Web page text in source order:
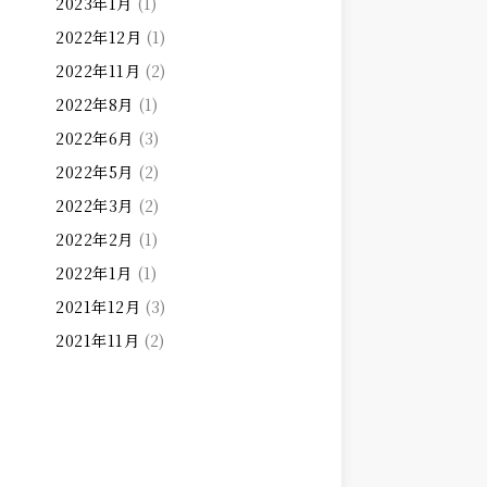
2022年12月 (1)
2022年11月 (2)
2022年8月 (1)
2022年6月 (3)
2022年5月 (2)
2022年3月 (2)
2022年2月 (1)
2022年1月 (1)
2021年12月 (3)
2021年11月 (2)